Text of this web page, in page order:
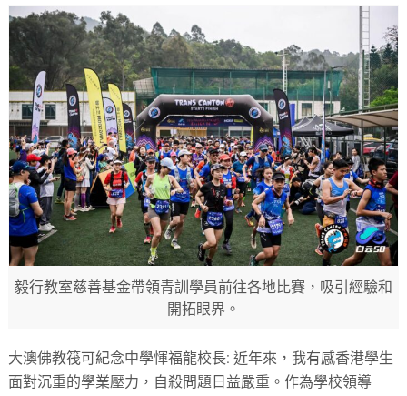
size.
毅行教室慈善基金帶領青訓學員前往各地比賽，吸引經驗和
開拓眼界。
大澳佛教筏可紀念中學惲福龍校長: 近年來，我有感香港學生
面對沉重的學業壓力，自殺問題日益嚴重。作為學校領導